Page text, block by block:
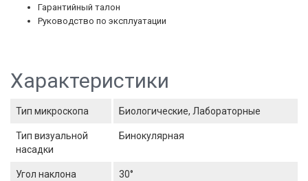
Гарантийный талон
Руководство по эксплуатации
Характеристики
Тип микроскопа Биологические, Лабораторные
Тип визуальной
насадки
Бинокулярная
Угол наклона
30°